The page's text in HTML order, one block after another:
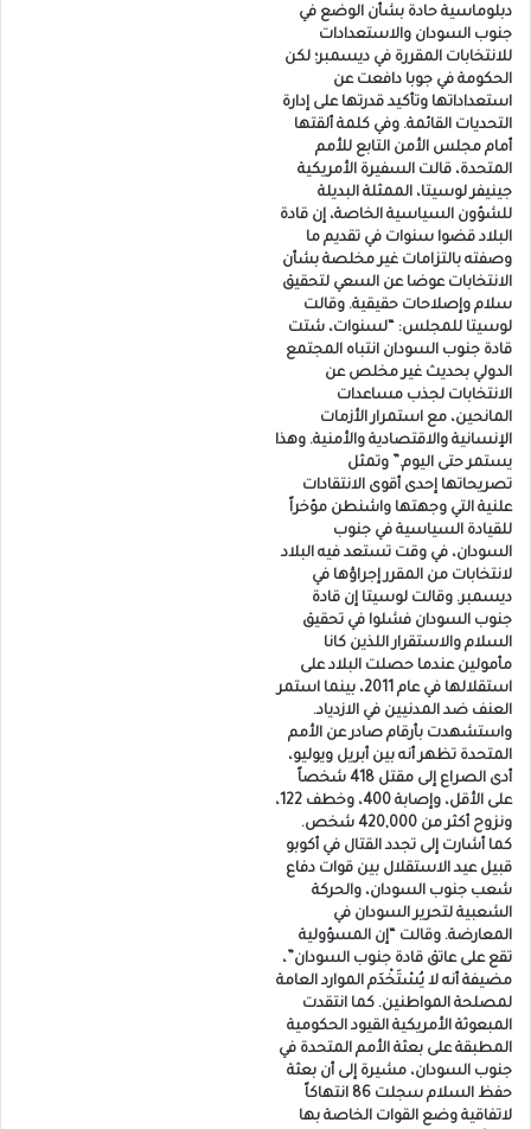
دبلوماسية حادة بشأن الوضع في
جنوب السودان والاستعدادات
للانتخابات المقررة في ديسمبر؛ لكن
الحكومة في جوبا دافعت عن
استعداداتها وتأكيد قدرتها على إدارة
التحديات القائمة. وفي كلمة ألقتها
أمام مجلس الأمن التابع للأمم
المتحدة، قالت السفيرة الأمريكية
جينيفر لوسيتا، الممثلة البديلة
للشؤون السياسية الخاصة، إن قادة
البلاد قضوا سنوات في تقديم ما
وصفته بالتزامات غير مخلصة بشأن
الانتخابات عوضا عن السعي لتحقيق
سلام وإصلاحات حقيقية. وقالت
لوسيتا للمجلس: “لسنوات، شتت
قادة جنوب السودان انتباه المجتمع
الدولي بحديث غير مخلص عن
الانتخابات لجذب مساعدات
المانحين، مع استمرار الأزمات
الإنسانية والاقتصادية والأمنية. وهذا
يستمر حتى اليوم.” وتمثل
تصريحاتها إحدى أقوى الانتقادات
علنية التي وجهتها واشنطن مؤخراً
للقيادة السياسية في جنوب
السودان، في وقت تستعد فيه البلاد
لانتخابات من المقرر إجراؤها في
ديسمبر. وقالت لوسيتا إن قادة
جنوب السودان فشلوا في تحقيق
السلام والاستقرار اللذين كانا
مأمولين عندما حصلت البلاد على
استقلالها في عام 2011، بينما استمر
العنف ضد المدنيين في الازدياد.
واستشهدت بأرقام صادر عن الأمم
المتحدة تظهر أنه بين أبريل ويوليو،
أدى الصراع إلى مقتل 418 شخصاً
على الأقل، وإصابة 400، وخطف 122،
ونزوح أكثر من 420,000 شخص.
كما أشارت إلى تجدد القتال في أكوبو
قبيل عيد الاستقلال بين قوات دفاع
شعب جنوب السودان، والحركة
الشعبية لتحرير السودان في
المعارضة. وقالت “إن المسؤولية
تقع على عاتق قادة جنوب السودان”،
مضيفة أنه لا يُسْتَخْدَم الموارد العامة
لمصلحة المواطنين. كما انتقدت
المبعوثة الأمريكية القيود الحكومية
المطبقة على بعثة الأمم المتحدة في
جنوب السودان، مشيرة إلى أن بعثة
حفظ السلام سجلت 86 انتهاكاً
لاتفاقية وضع القوات الخاصة بها